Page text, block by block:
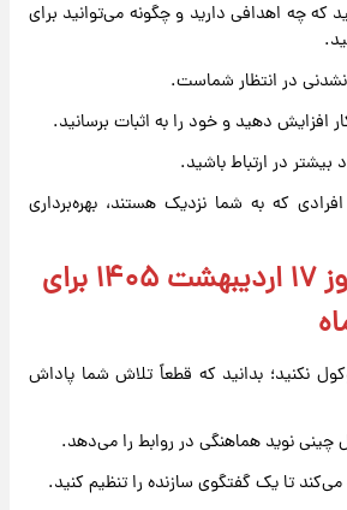
که چه اهدافی دارید و چگونه می‌توانید برای
در انتظار شماست.
دهید و خود را به اثبات برسانید.
در ارتباط باشید.
که به شما نزدیک هستند، بهره‌برداری
فال روزانه در روز ۱۷ اردیبهشت ۱۴۰۵ برای
نکنید؛ بدانید که قطعاً تلاش شما پاداش
نوید هماهنگی در روابط را می‌دهد.
تا یک گفتگوی سازنده را تنظیم کنید.